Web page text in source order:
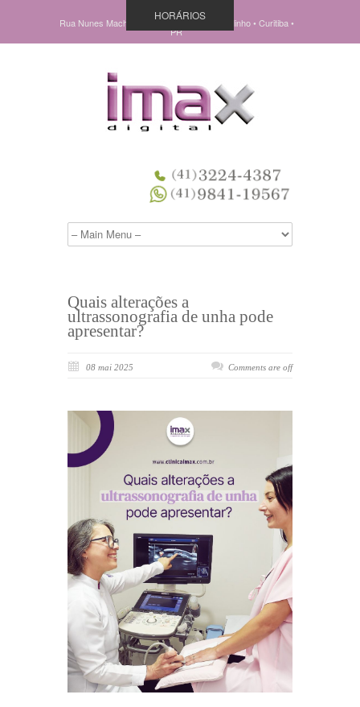
Rua Nunes Machado, 838 • Pç Ouvidor Pardinho • Curitiba •
PR
Quais alterações a
ultrassonografia de unha pode
apresentar?
08 mai 2025 Comments are off
HORÁRIOS